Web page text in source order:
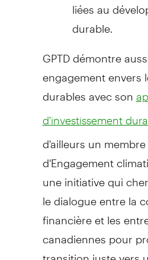
durable.
GPTD démontre
engagement envers
durables avec son
d'investissement
d'ailleurs un
d'Engagement
une initiative qui
le dialogue entre la
financière et les
canadiennes pour
transition juste vers